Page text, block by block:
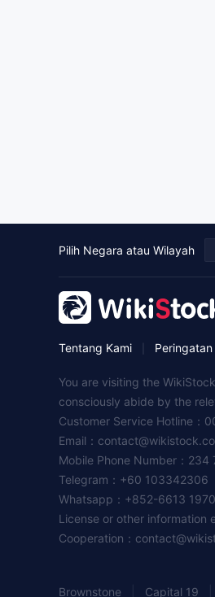
Pilih Negara atau Wilayah
Tentang Kami Peringatan
You are visiting the
consciously abide by the
Customer Service Hotline：
Email：
Mobile Phone Number：
Telegram：+60 103342306
Whatsapp：+852-6613
License or other information
Cooperation：
Brownstone Capital 19